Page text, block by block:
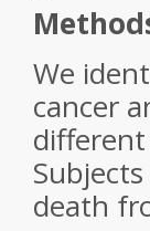
We
cancer
death